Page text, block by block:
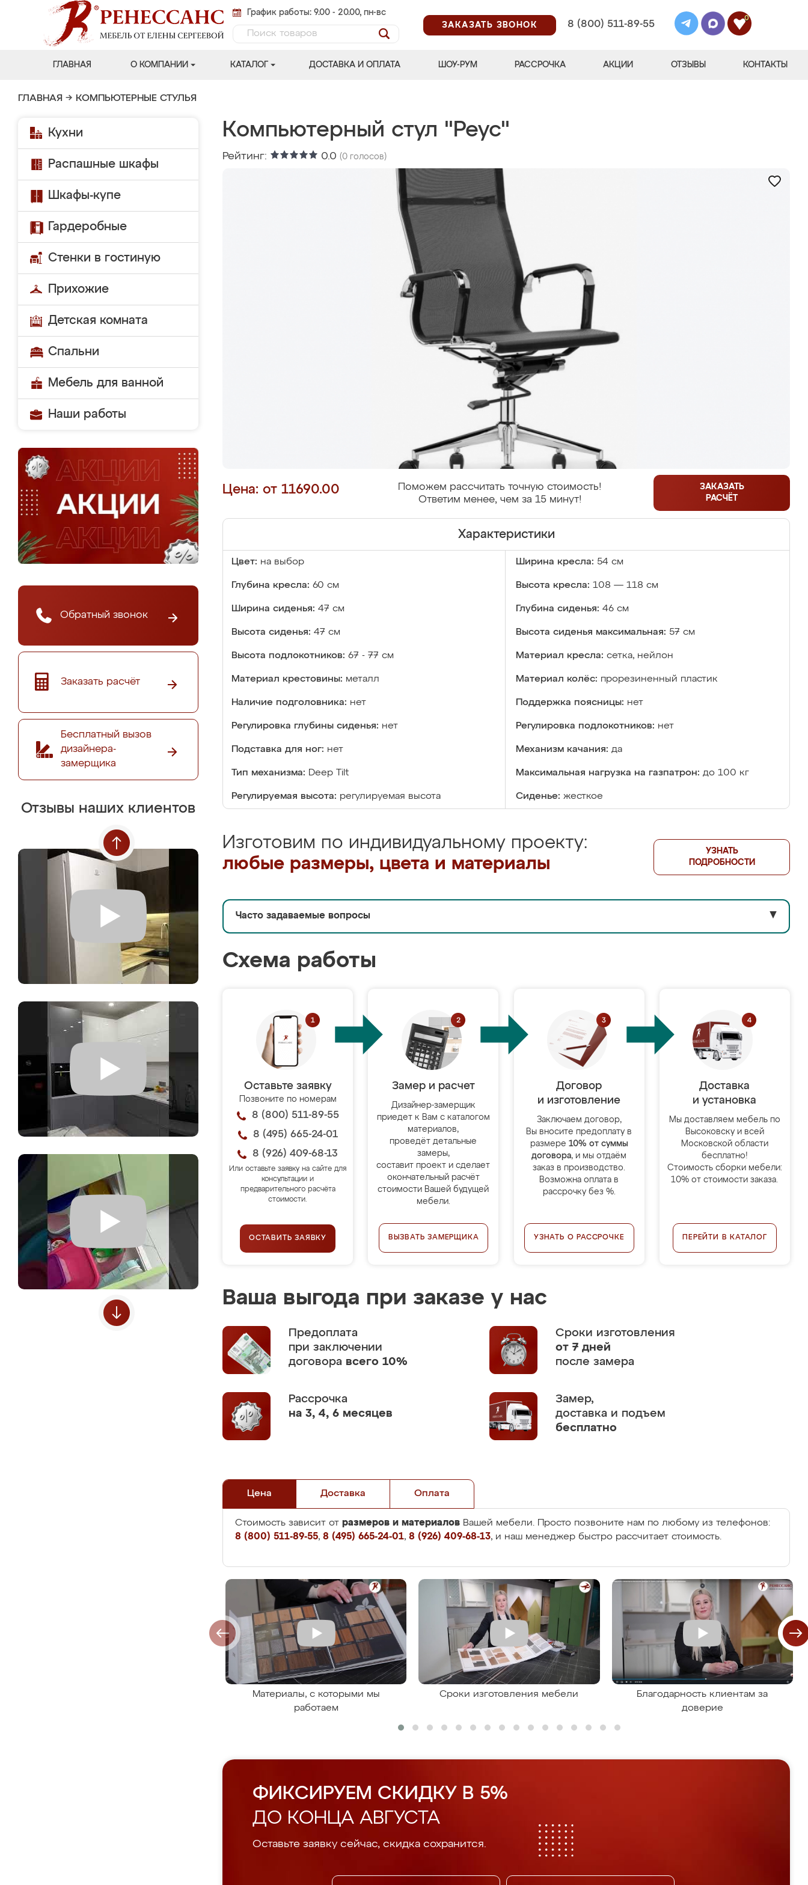
График работы: 9.00 - 20.00, пн-вс
ЗАКАЗАТЬ ЗВОНОК
8 (800) 511-89-55
0
ГЛАВНАЯ О КОМПАНИИ КАТАЛОГ ДОСТАВКА И ОПЛАТА ШОУ-РУМ РАССРОЧКА АКЦИИ ОТЗЫВЫ КОНТАКТЫ
ГЛАВНАЯ → КОМПЬЮТЕРНЫЕ СТУЛЬЯ
Кухни
Распашные шкафы
Шкафы-купе
Гардеробные
Стенки в гостиную
Прихожие
Детская комната
Спальни
Мебель для ванной
Наши работы
Обратный звонок
Заказать расчёт
Бесплатный вызов
дизайнера-
замерщика
Отзывы наших клиентов
Компьютерный стул "Реус"
Рейтинг: 0.0 (0 голосов)
Цена: от 11690.00
Поможем рассчитать точную стоимость!
Ответим менее, чем за 15 минут!
ЗАКАЗАТЬ
РАСЧЁТ
Характеристики
Цвет: на выбор Ширина кресла: 54 см
Глубина кресла: 60 см Высота кресла: 108 — 118 см
Ширина сиденья: 47 см Глубина сиденья: 46 см
Высота сиденья: 47 см Высота сиденья максимальная: 57 см
Высота подлокотников: 67 - 77 см Материал кресла: сетка, нейлон
Материал крестовины: металл Материал колёс: прорезиненный пластик
Наличие подголовника: нет Поддержка поясницы: нет
Регулировка глубины сиденья: нет Регулировка подлокотников: нет
Подставка для ног: нет Механизм качания: да
Тип механизма: Deep Tilt Максимальная нагрузка на газпатрон: до 100 кг
Регулируемая высота: регулируемая высота Сиденье: жесткое
Изготовим по индивидуальному проекту:
любые размеры, цвета и материалы
УЗНАТЬ
ПОДРОБНОСТИ
Часто задаваемые вопросы ▼
Схема работы
Оставьте заявку
Позвоните по номерам
8 (800) 511-89-55
8 (495) 665-24-01
8 (926) 409-68-13
Или оставьте заявку на сайте для
консультации и
предварительного расчёта
стоимости.
ОСТАВИТЬ ЗАЯВКУ
Замер и расчет
Дизайнер-замерщик
приедет к Вам с каталогом
материалов,
проведёт детальные
замеры,
составит проект и сделает
окончательный расчёт
стоимости Вашей будущей
мебели.
ВЫЗВАТЬ ЗАМЕРЩИКА
Договор
и изготовление
Заключаем договор,
Вы вносите предоплату в
размере 10% от суммы
договора, и мы отдаём
заказ в производство.
Возможна оплата в
рассрочку без %.
УЗНАТЬ О РАССРОЧКЕ
Доставка
и установка
Мы доставляем мебель по
Высоковску и всей
Московской области
бесплатно!
Стоимость сборки мебели:
10% от стоимости заказа.
ПЕРЕЙТИ В КАТАЛОГ
Ваша выгода при заказе у нас
Предоплата
при заключении
договора всего 10%
Сроки изготовления
от 7 дней
после замера
Рассрочка
на 3, 4, 6 месяцев
Замер,
доставка и подъем
бесплатно
Цена Доставка Оплата
Стоимость зависит от размеров и материалов Вашей мебели. Просто позвоните нам по любому из телефонов:
8 (800) 511-89-55, 8 (495) 665-24-01, 8 (926) 409-68-13, и наш менеджер быстро рассчитает стоимость.
Материалы, с которыми мы
работаем
Сроки изготовления мебели
Благодарность клиентам за
доверие
ФИКСИРУЕМ СКИДКУ В 5%
ДО КОНЦА АВГУСТА
Оставьте заявку сейчас, скидка сохранится.